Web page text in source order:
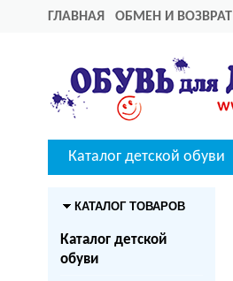
ГЛАВНАЯ ОБМЕН И ВОЗВРАТ
Каталог детской обуви
КАТАЛОГ ТОВАРОВ
Каталог детской
обуви